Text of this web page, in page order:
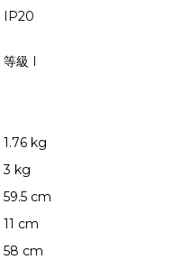
IP20
等級 I
1.76 kg
3 kg
59.5 cm
11 cm
58 cm